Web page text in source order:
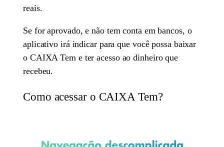
reais.
Se for aprovado, e não tem conta em bancos, o
aplicativo irá indicar para que você possa baixar
o CAIXA Tem e ter acesso ao dinheiro que
recebeu.
Como acessar o CAIXA Tem?